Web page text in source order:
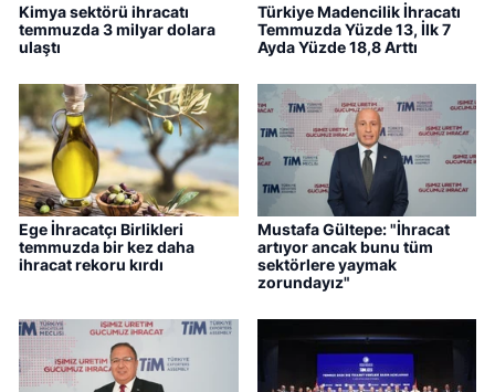
Kimya sektörü ihracatı
temmuzda 3 milyar dolara
ulaştı
Türkiye Madencilik İhracatı
Temmuzda Yüzde 13, İlk 7
Ayda Yüzde 18,8 Arttı
Ege İhracatçı Birlikleri
temmuzda bir kez daha
ihracat rekoru kırdı
Mustafa Gültepe: "İhracat
artıyor ancak bunu tüm
sektörlere yaymak
zorundayız"